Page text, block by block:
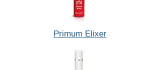
Primum Elixer